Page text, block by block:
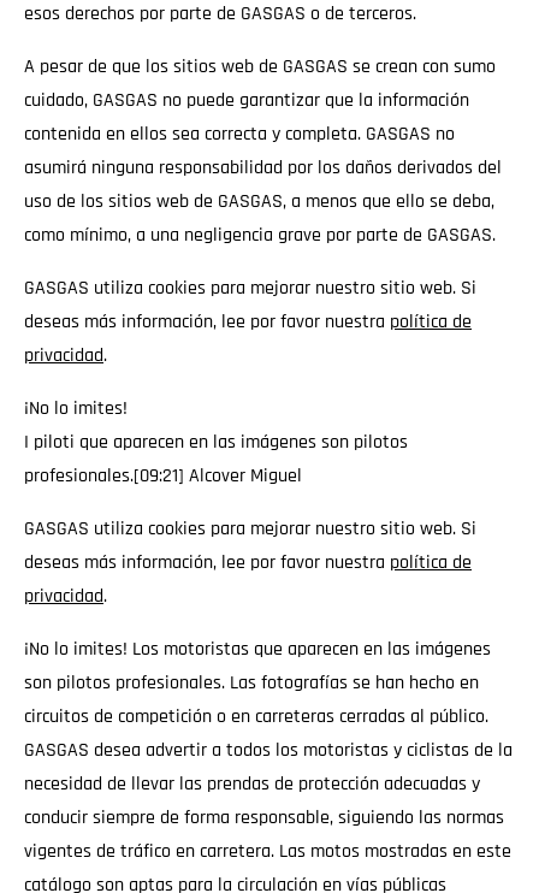
esos derechos por parte de GASGAS o de terceros.
A pesar de que los sitios web de GASGAS se crean con sumo
cuidado, GASGAS no puede garantizar que la información
contenida en ellos sea correcta y completa. GASGAS no
asumirá ninguna responsabilidad por los daños derivados del
uso de los sitios web de GASGAS, a menos que ello se deba,
como mínimo, a una negligencia grave por parte de GASGAS.
GASGAS utiliza cookies para mejorar nuestro sitio web. Si
deseas más información, lee por favor nuestra política de
privacidad.
¡No lo imites!
I piloti que aparecen en las imágenes son pilotos
profesionales.[09:21] Alcover Miguel
GASGAS utiliza cookies para mejorar nuestro sitio web. Si
deseas más información, lee por favor nuestra política de
privacidad.
¡No lo imites! Los motoristas que aparecen en las imágenes
son pilotos profesionales. Las fotografías se han hecho en
circuitos de competición o en carreteras cerradas al público.
GASGAS desea advertir a todos los motoristas y ciclistas de la
necesidad de llevar las prendas de protección adecuadas y
conducir siempre de forma responsable, siguiendo las normas
vigentes de tráfico en carretera. Las motos mostradas en este
catálogo son aptas para la circulación en vías públicas